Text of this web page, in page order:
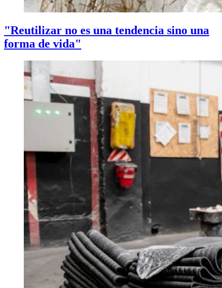
"Reutilizar no es una tendencia sino una
forma de vida"